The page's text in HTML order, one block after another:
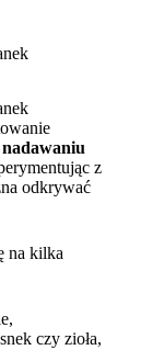
nadawaniu
z
odkrywać
na kilka
czy zioła,